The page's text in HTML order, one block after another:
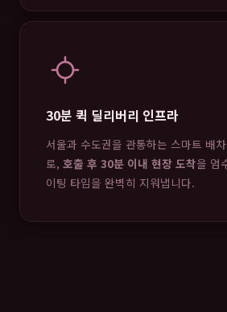
30분 퀵 딜리버리 인프라
서울과 수도권을 관통하는 스마트 배
로, 호출 후 30분 이내 현장 도착을 엄
이팅 타임을 완벽히 지워냅니다.